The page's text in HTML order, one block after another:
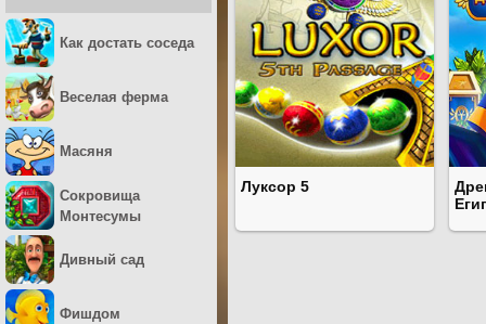
Луксор 5
Как достать соседа
Веселая ферма
Масяня
Сокровища
Монтесумы
Дивный сад
Фишдом